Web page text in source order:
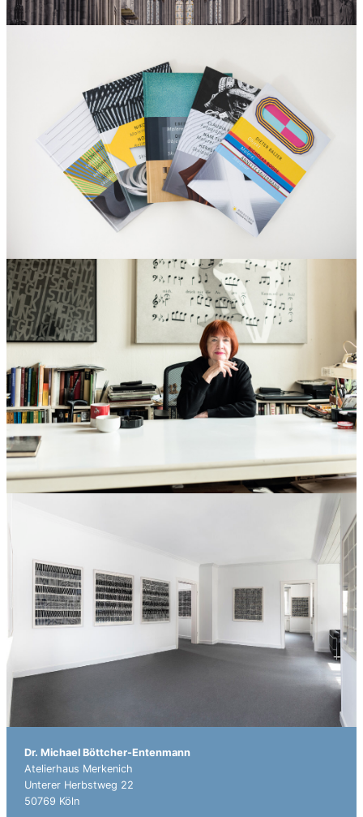
Dr. Michael Böttcher-Entenmann
Atelierhaus Merkenich
Unterer Herbstweg 22
50769 Köln